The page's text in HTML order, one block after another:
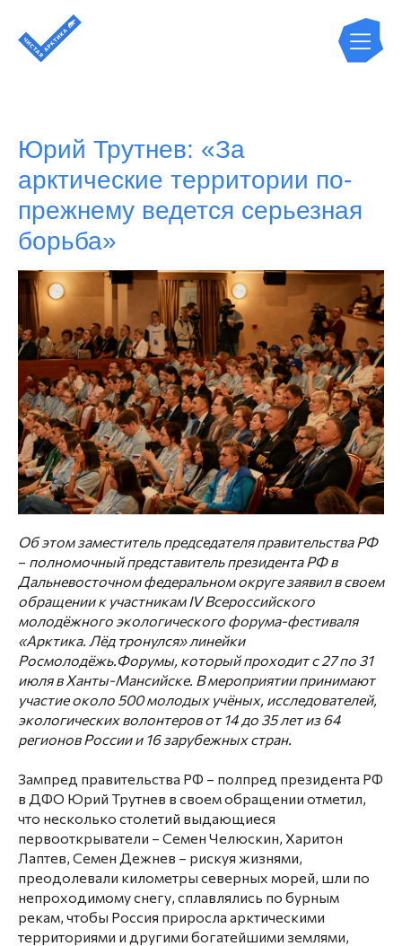
Юрий Трутнев: «За
арктические территории по-
прежнему ведется серьезная
борьба»
Об этом заместитель председателя правительства РФ
– полномочный представитель президента РФ в
Дальневосточном федеральном округе заявил в своем
обращении к участникам IV Всероссийского
молодёжного экологического форума-фестиваля
«Арктика. Лёд тронулся» линейки
Росмолодёжь.Форумы, который проходит с 27 по 31
июля в Ханты-Мансийске. В мероприятии принимают
участие около 500 молодых учёных, исследователей,
экологических волонтеров от 14 до 35 лет из 64
регионов России и 16 зарубежных стран.
Зампред правительства РФ – полпред президента РФ
в ДФО Юрий Трутнев в своем обращении отметил,
что несколько столетий выдающиеся
первооткрыватели – Семен Челюскин, Харитон
Лаптев, Семен Дежнев – рискуя жизнями,
преодолевали километры северных морей, шли по
непроходимому снегу, сплавлялись по бурным
рекам, чтобы Россия приросла арктическими
территориями и другими богатейшими землями,